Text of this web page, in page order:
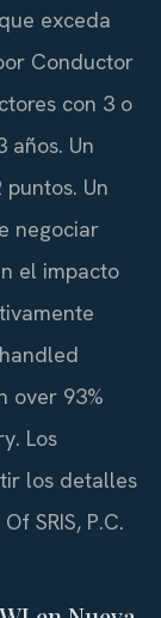
exceda
Conductor
con 3 o
años. Un
Un
negociar
el impacto
over 93%
Los
los detalles
SRIS, P.C.